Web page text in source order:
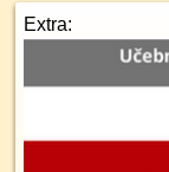
Extra: